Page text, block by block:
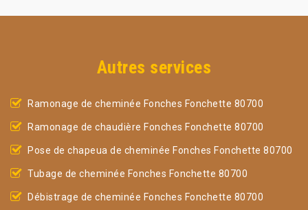
Autres services
Ramonage de cheminée Fonches Fonchette 80700
Ramonage de chaudière Fonches Fonchette 80700
Pose de chapeua de cheminée Fonches Fonchette 80700
Tubage de cheminée Fonches Fonchette 80700
Débistrage de cheminée Fonches Fonchette 80700